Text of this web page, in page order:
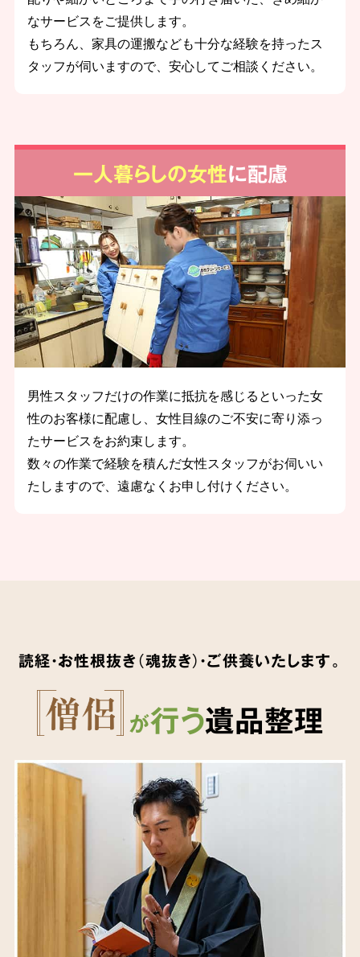
なサービスをご提供します。
もちろん、家具の運搬なども十分な経験を持ったス
タッフが伺いますので、安心してご相談ください。
一人暮らしの女性に配慮
男性スタッフだけの作業に抵抗を感じるといった女
性のお客様に配慮し、女性目線のご不安に寄り添っ
たサービスをお約束します。
数々の作業で経験を積んだ女性スタッフがお伺いい
たしますので、遠慮なくお申し付けください。
が行う遺品整理
読経・お性根抜き（魂抜き）・ご供養いたします。